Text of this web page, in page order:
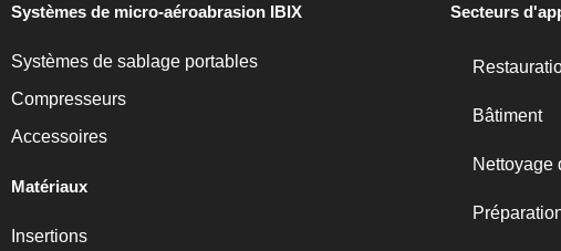
Systèmes de micro-aéroabrasion IBIX
Systèmes de sablage portables
Compresseurs
Accessoires
Matériaux
Insertions
Secteurs
Bâtiment
Nettoyage